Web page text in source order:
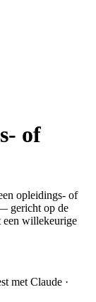
of
opleidings- of
gericht op de
een willekeurige
met Claude ·